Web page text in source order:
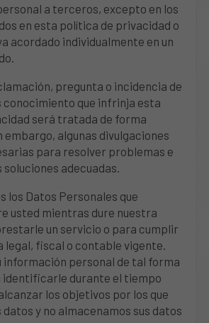
a terceros, excepto en los
en esta política de privacidad o
acordado individualmente en un
pregunta o incidencia de
conocimiento que infrinja esta
será tratada de forma
embargo, algunas divulgaciones
para resolver problemas e
adecuadas.
los Datos Personales que
usted mientras dure nuestra
un servicio o para cumplir
legal, fiscal o contable vigente.
información personal de tal forma
identificarle durante el tiempo
los objetivos por los que
y no almacenamos sus datos